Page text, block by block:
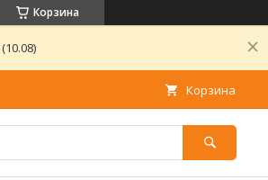
Корзина
Корзина